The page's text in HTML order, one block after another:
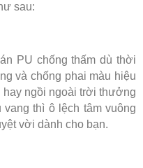
sau:
PU chống thấm dù thời
và chống phai màu hiệu
hay ngồi ngoài trời thưởng
thì ô lệch tâm vuông
vời dành cho bạn.